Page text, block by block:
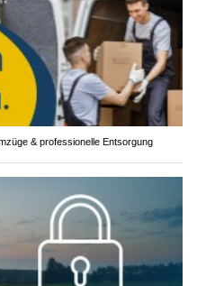
& professionelle Entsorgung